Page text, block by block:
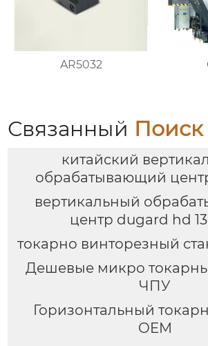
AR5032
Связанный Поиск
китайский
обрабатывающий
вертикальный
центр dugard hd
токарно винторезный
Дешевые микро
ЧПУ
Горизонтальный
OEM